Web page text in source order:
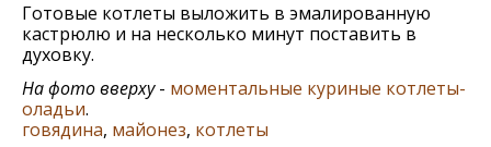
Готовые котлеты выложить в эмалированную
кастрюлю и на несколько минут поставить в
духовку.
На фото вверху- моментальные куриные котлеты-
оладьи.
говядина, майонез, котлеты